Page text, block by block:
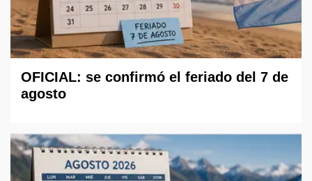
OFICIAL: se confirmó el feriado del 7 de
agosto